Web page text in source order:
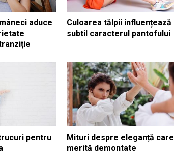
aduce
Culoarea tălpii influențează
subtil caracterul pantofului
pentru
Mituri despre eleganță care
merită demontate